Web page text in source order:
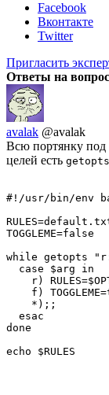
Facebook
Вконтакте
Twitter
Пригласить
Ответы на вопрос
avalak @avalak
Всю портянку под
целей есть getopts
#!/usr/bin/env
TOGGLEME=false
while getopts
  case $arg in
r)
f)
    *);;
  esac
done